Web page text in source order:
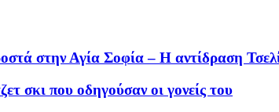
στην Αγία Σοφία – Η αντίδραση
σκι που οδηγούσαν οι γονείς του